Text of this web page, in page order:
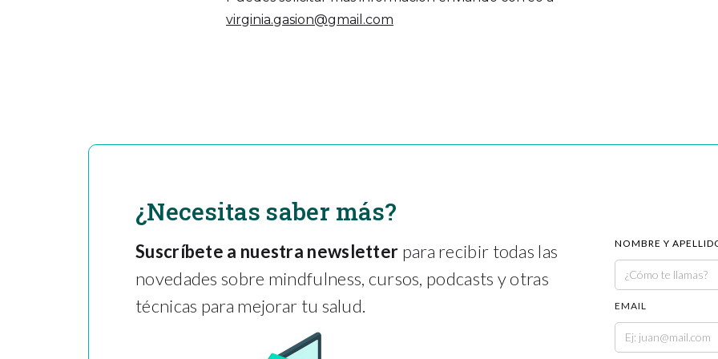
virginia.gasion@gmail.com
¿Necesitas saber más?
Suscríbete a nuestra newsletter para recibir todas las
novedades sobre mindfulness, cursos, podcasts y otras
técnicas para mejorar tu salud.
NOMBRE Y
EMAIL